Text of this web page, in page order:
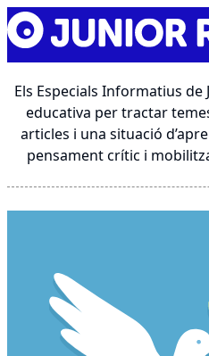
Skip
to
content
Junior
Report
Els Especials Informatius
educativa per tractar
articles i una situació
pensament crític i